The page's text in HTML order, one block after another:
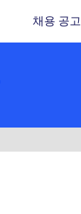
채용 공고